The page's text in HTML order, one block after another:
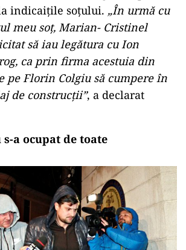
indicaițile soțului. „În urmă cu
meu soț, Marian- Cristinel
să iau legătura cu Ion
ca prin firma acestuia din
pe Florin Colgiu să cumpere în
de construcții”, a declarat
a ocupat de toate